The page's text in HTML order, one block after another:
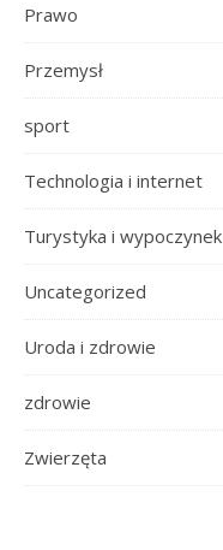
Prawo
Przemysł
sport
Technologia i internet
Turystyka i wypoczynek
Uncategorized
Uroda i zdrowie
zdrowie
Zwierzęta